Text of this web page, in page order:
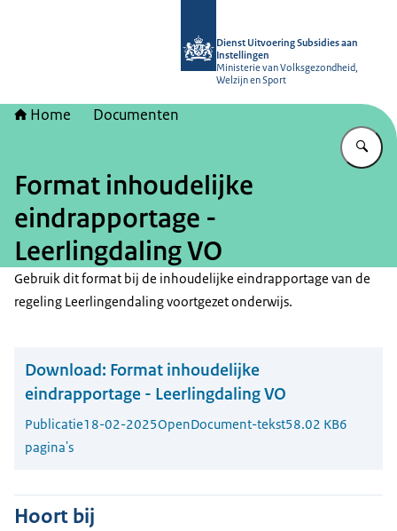
Dienst Uitvoering Subsidies aan
Instellingen
Ministerie van Volksgezondheid,
Welzijn en Sport
Home Documenten
Format inhoudelijke
eindrapportage -
Leerlingdaling VO
Gebruik dit format bij de inhoudelijke eindrapportage van de
regeling Leerlingendaling voortgezet onderwijs.
Download: Format inhoudelijke
eindrapportage - Leerlingdaling VO
Publicatie18-02-2025OpenDocument-tekst58.02 KB6
pagina's
Hoort bij